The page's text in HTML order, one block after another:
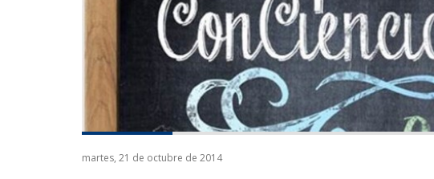
martes, 21 de octubre de 2014